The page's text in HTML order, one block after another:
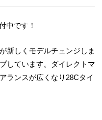
中です！
新しくモデルチェンジしま
しています。ダイレクトマ
ランスが広くなり28Cタイ